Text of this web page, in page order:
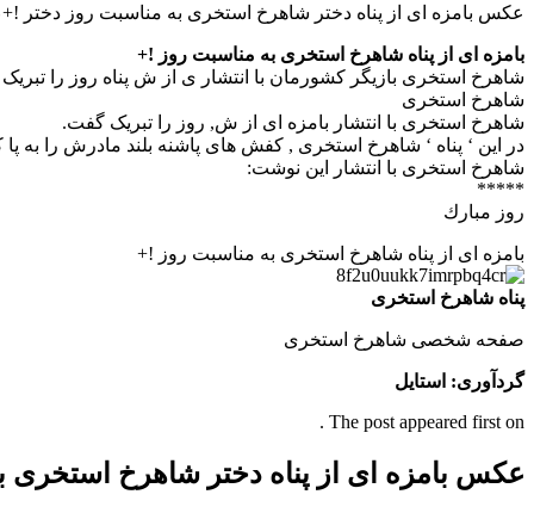
عکس بامزه ای از پناه دختر شاهرخ استخری به مناسبت روز دختر
بامزه ای از پناه شاهرخ استخری به مناسبت روز !+
شاهرخ استخری بازیگر کشورمان با انتشار ی از ش پناه روز را
شاهرخ استخری
شاهرخ استخری با انتشار بامزه ای از ش, روز را تبریک گفت.
در این ‘ پناه ‘ شاهرخ استخری , کفش های پاشنه بلند مادرش را به
شاهرخ استخری با انتشار این نوشت:
*****
روز مبارك
بامزه ای از پناه شاهرخ استخری به مناسبت روز !+
پناه شاهرخ استخری
صفحه شخصی شاهرخ استخری
گردآوری: استایل
The post appeared first on .
عکس بامزه ای از پناه دختر شاهرخ